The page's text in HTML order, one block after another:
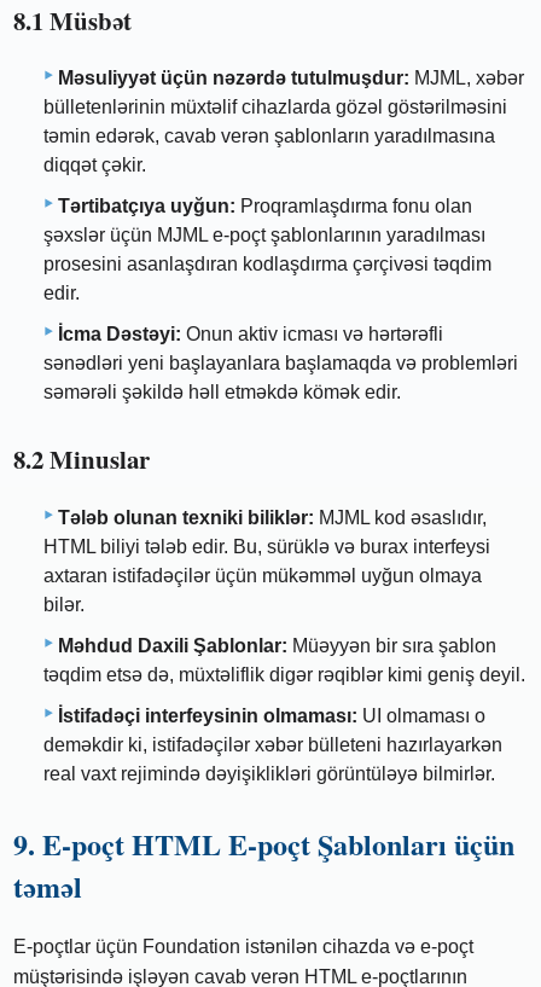
8.1 Müsbət
Məsuliyyət üçün nəzərdə tutulmuşdur: MJML, xəbər
bülletenlərinin müxtəlif cihazlarda gözəl göstərilməsini
təmin edərək, cavab verən şablonların yaradılmasına
diqqət çəkir.
Tərtibatçıya uyğun: Proqramlaşdırma fonu olan
şəxslər üçün MJML e-poçt şablonlarının yaradılması
prosesini asanlaşdıran kodlaşdırma çərçivəsi təqdim
edir.
İcma Dəstəyi: Onun aktiv icması və hərtərəfli
sənədləri yeni başlayanlara başlamaqda və problemləri
səmərəli şəkildə həll etməkdə kömək edir.
8.2 Minuslar
Tələb olunan texniki biliklər: MJML kod əsaslıdır,
HTML biliyi tələb edir. Bu, sürüklə və burax interfeysi
axtaran istifadəçilər üçün mükəmməl uyğun olmaya
bilər.
Məhdud Daxili Şablonlar: Müəyyən bir sıra şablon
təqdim etsə də, müxtəliflik digər rəqiblər kimi geniş deyil.
İstifadəçi interfeysinin olmaması: UI olmaması o
deməkdir ki, istifadəçilər xəbər bülleteni hazırlayarkən
real vaxt rejimində dəyişiklikləri görüntüləyə bilmirlər.
9. E-poçt HTML E-poçt Şablonları üçün
təməl
E-poçtlar üçün Foundation istənilən cihazda və e-poçt
müştərisində işləyən cavab verən HTML e-poçtlarının